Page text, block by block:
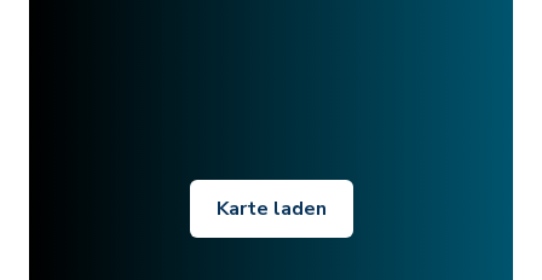
Karte laden